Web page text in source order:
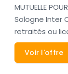
MUTUELLE
Sologne Inter
retraités ou
Voir l'offre